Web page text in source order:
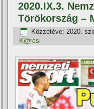
2020.IX.3.
Törökország –
Közzétéve: 2020.
K@rcsi